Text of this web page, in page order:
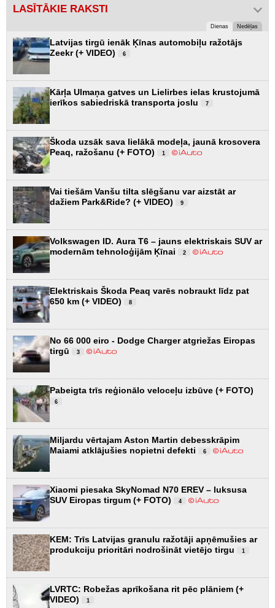
LASĪTĀKIE RAKSTI
Dienas Nedēļas
Latvijas tirgū ienāk Ķīnas automobiļu ražotājs
Zeekr (+ VIDEO)
6
Kārļa Ulmaņa gatves un Lielirbes ielas krustojumā
ierīkos sabiedriskā transporta joslu
7
Škoda uzsāk sava lielākā modeļa, jaunā krosovera
Peaq, ražošanu (+ FOTO)
1
Vai tiešām Vanšu tilta slēgšanu var aizstāt ar
dažiem Park&Ride? (+ VIDEO)
9
Volkswagen ID. Aura T6 – jauns elektriskais SUV ar
modernām tehnoloģijām Ķīnai
2
Elektriskais Škoda Peaq varēs nobraukt līdz pat
650 km (+ VIDEO)
8
No 66 000 eiro - Dodge Charger atgriežas Eiropas
tirgū
3
Pabeigta trīs reģionālo veloceļu izbūve (+ FOTO)
6
Miljardu vērtajam Aston Martin debesskrāpim
Maiami atklājušies nopietni defekti
6
Xiaomi piesaka SkyNomad N70 EREV – luksusa
SUV Eiropas tirgum (+ FOTO)
4
KEM: Trīs Latvijas granulu ražotāji apņēmušies ar
produkciju prioritāri nodrošināt vietējo tirgu
1
LVRTC: Robežas aprīkošana rit pēc plāniem (+
VIDEO)
1